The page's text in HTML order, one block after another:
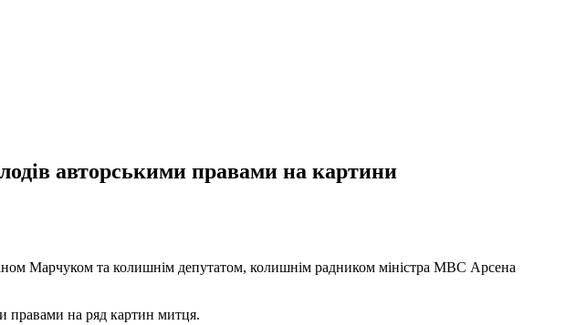
авторськими правами на картини
Марчуком та колишнім депутатом, колишнім радником міністра МВС Арсена
правами на ряд картин митця.